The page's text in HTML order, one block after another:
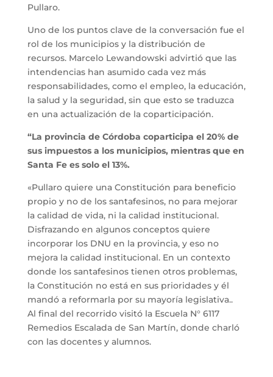
Pullaro.
Uno de los puntos clave de la conversación fue el
rol de los municipios y la distribución de
recursos. Marcelo Lewandowski advirtió que las
intendencias han asumido cada vez más
responsabilidades, como el empleo, la educación,
la salud y la seguridad, sin que esto se traduzca
en una actualización de la coparticipación.
“La provincia de Córdoba coparticipa el 20% de
sus impuestos a los municipios, mientras que en
Santa Fe es solo el 13%.
«Pullaro quiere una Constitución para beneficio
propio y no de los santafesinos, no para mejorar
la calidad de vida, ni la calidad institucional.
Disfrazando en algunos conceptos quiere
incorporar los DNU en la provincia, y eso no
mejora la calidad institucional. En un contexto
donde los santafesinos tienen otros problemas,
la Constitución no está en sus prioridades y él
mandó a reformarla por su mayoría legislativa..
Al final del recorrido visitó la Escuela N° 6117
Remedios Escalada de San Martín, donde charló
con las docentes y alumnos.